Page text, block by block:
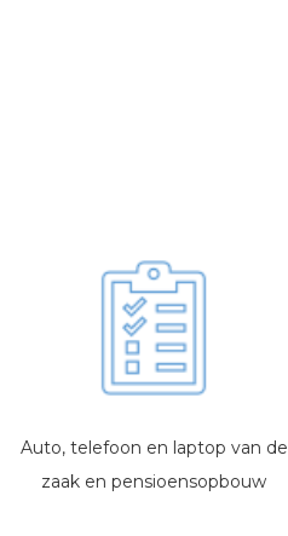
Auto, telefoon en laptop van de
zaak en pensioensopbouw